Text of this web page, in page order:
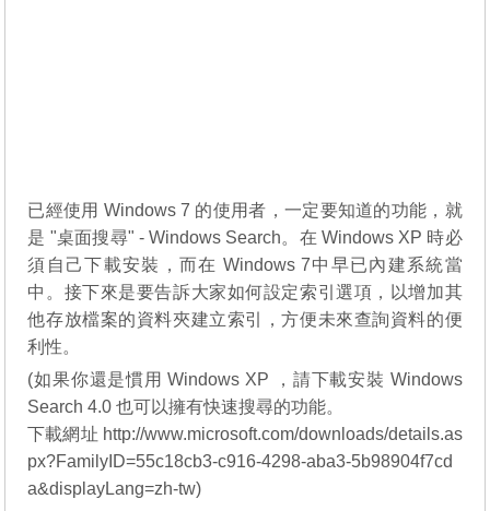
已經使用 Windows 7 的使用者，一定要知道的功能，就
是 "桌面搜尋" - Windows Search。在 Windows XP 時必
須自己下載安裝，而在 Windows 7中早已內建系統當
中。接下來是要告訴大家如何設定索引選項，以增加其
他存放檔案的資料夾建立索引，方便未來查詢資料的便
利性。
(如果你還是慣用 Windows XP ，請下載安裝 Windows
Search 4.0 也可以擁有快速搜尋的功能。
下載網址 http://www.microsoft.com/downloads/details.as
px?FamilyID=55c18cb3-c916-4298-aba3-5b98904f7cd
a&displayLang=zh-tw)